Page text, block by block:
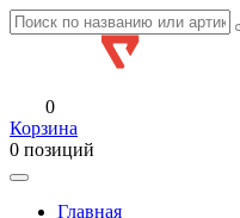
0
Корзина
0 позиций
Главная